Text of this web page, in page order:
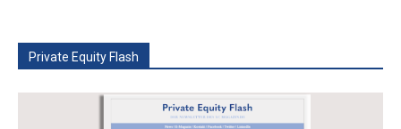
Private Equity Flash